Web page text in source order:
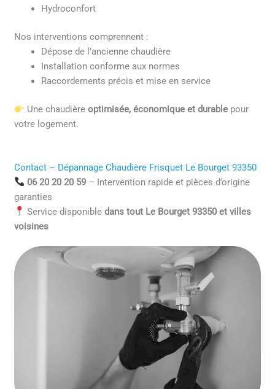
Hydroconfort
Nos interventions comprennent :
Dépose de l’ancienne chaudière
Installation conforme aux normes
Raccordements précis et mise en service
Une chaudière optimisée, économique et durablepour
votre logement.
Contact – Dépannage Chaudière Frisquet Le Bourget 93350
06 20 20 20 59– Intervention rapide et pièces d’origine
garanties
Service disponible dans tout Le Bourget 93350 et villes
voisines